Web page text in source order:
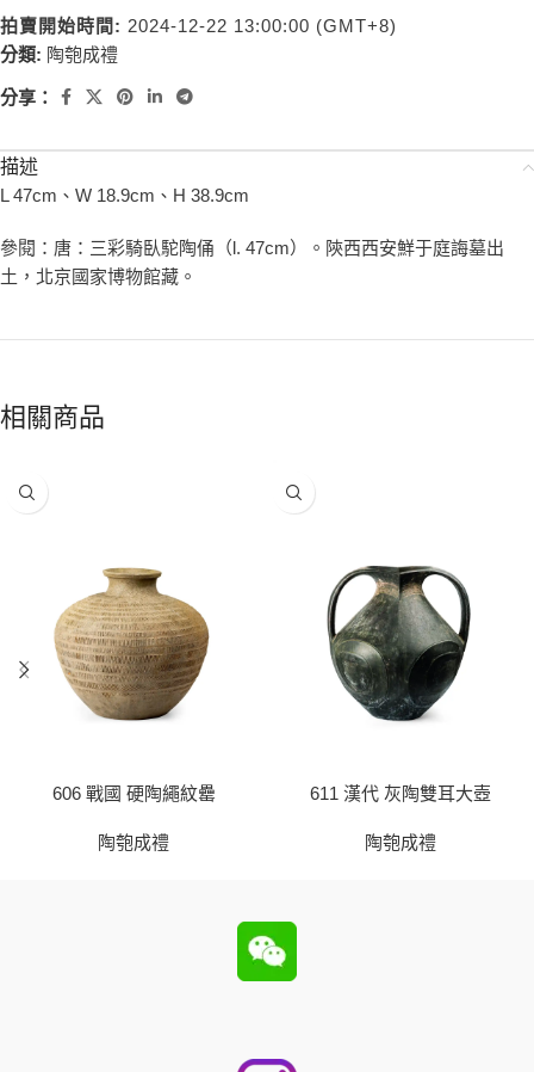
拍賣開始時間: 2024-12-22 13:00:00 (GMT+8)
分類: 陶匏成禮
分享：
描述
L 47cm、W 18.9cm、H 38.9cm
參閱：唐：三彩騎臥駝陶俑（l. 47cm）。陝西西安鮮于庭誨墓出
土，北京國家博物館藏。
相關商品
606 戰國 硬陶繩紋罍
陶匏成禮
611 漢代 灰陶雙耳大壺
陶匏成禮